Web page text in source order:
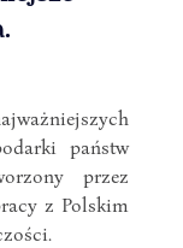
państw
przez
z Polskim